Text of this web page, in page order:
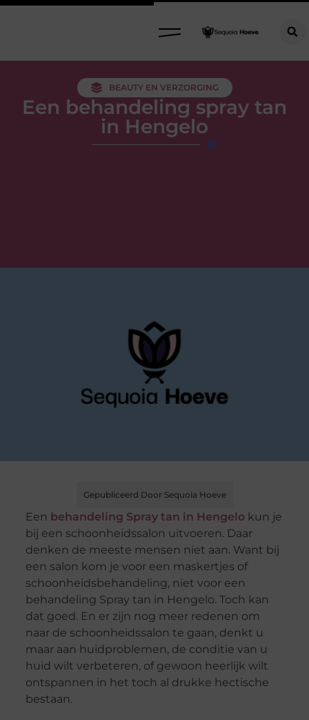
BEAUTY EN VERZORGING
Een behandeling spray tan
in Hengelo
Gepubliceerd Door Sequoia Hoeve
Een behandeling Spray tan in Hengelokun je
bij een schoonheidssalon uitvoeren. Daar
denken de meeste mensen niet aan. Want bij
een salon kom je voor een maskertjes of
schoonheidsbehandeling, niet voor een
behandeling Spray tan in Hengelo. Toch kan
dat goed. En er zijn nog meer redenen om
naar de schoonheidssalon te gaan, denkt u
maar aan huidproblemen, de conditie van u
huid wilt verbeteren, of gewoon heerlijk wilt
ontspannen in het toch al drukke hectische
bestaan.